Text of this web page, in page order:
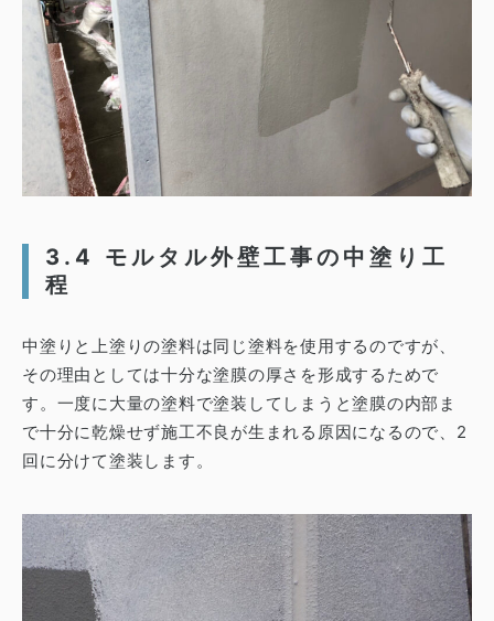
3.4 モルタル外壁工事の中塗り工
程
中塗りと上塗りの塗料は同じ塗料を使用するのですが、
その理由としては十分な塗膜の厚さを形成するためで
す。 一度に大量の塗料で塗装してしまうと塗膜の内部ま
で十分に乾燥せず施工不良が生まれる原因になるので、2
回に分けて塗装します。